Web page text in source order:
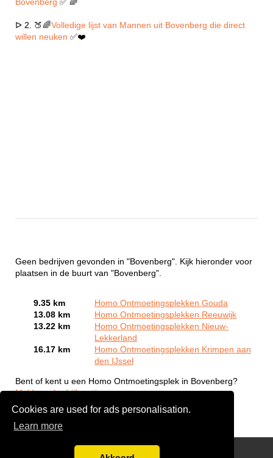
Cookies are used for ads personalisation.
Learn more
Bovenberg ✅ 🌈
ᐅ 2. 🍑🌈Volledige lijst van Mannen uit Bovenberg die direct
willen neuken ✅❤️
Geen bedrijven gevonden in "Bovenberg". Kijk hieronder voor
plaatsen in de buurt van "Bovenberg".
9.35 km
Homo Ontmoetingsplekken Gouda
13.08 km
Homo Ontmoetingsplekken Reeuwijk
13.22 km
Homo Ontmoetingsplekken Nieuw-
Lekkerland
16.17 km
Homo Ontmoetingsplekken Krimpen aan
den IJssel
Bent of kent u een Homo Ontmoetingsplek in Bovenberg?
Meld een bedrijf gratis aan